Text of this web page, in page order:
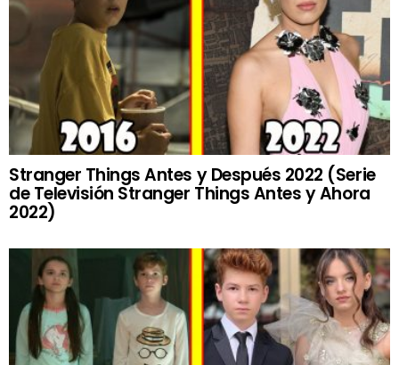
Stranger Things Antes y Después 2022 (Serie
de Televisión Stranger Things Antes y Ahora
2022)